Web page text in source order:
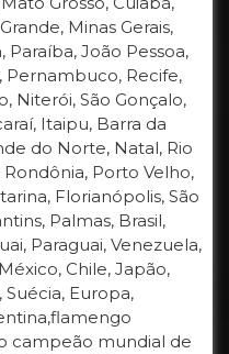
Minas Gerais,
João Pessoa,
Pernambuco, Recife,
Niterói, São Gonçalo,
Itaipu, Barra da
do Norte, Natal, Rio
Porto Velho,
Florianópolis, São
Palmas, Brasil,
Paraguai, Venezuela,
Chile, Japão,
Suécia, Europa,
campeão mundial de